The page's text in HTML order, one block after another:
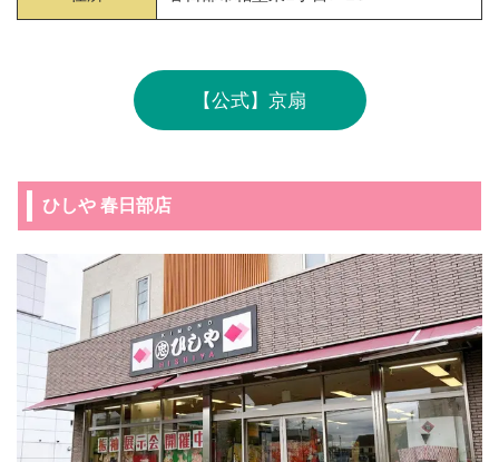
【公式】京扇
ひしや 春日部店